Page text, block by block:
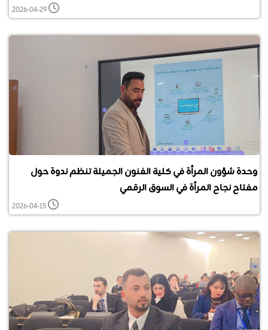
2026-04-29
وحدة شؤون المرأة في كلية الفنون الجميلة تنظم ندوة حول
مفتاح نجاح المرأة في السوق الرقمي
2026-04-15